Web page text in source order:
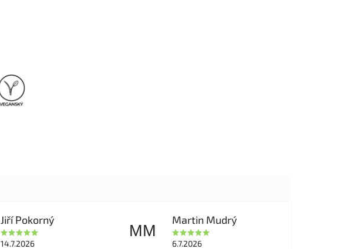
Jiří Pokorný
14.7.2026
MM
Martin Mudrý
6.7.2026